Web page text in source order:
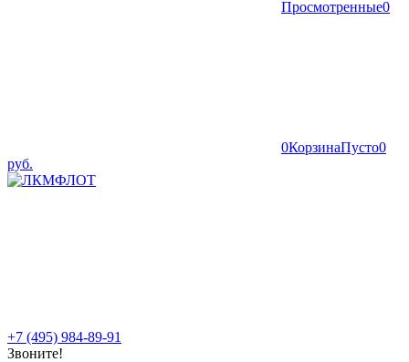
Просмотренные0
0КорзинаПусто0
руб.
+7 (495) 984-89-91
Звоните!